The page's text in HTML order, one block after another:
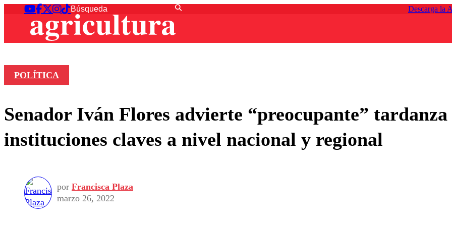
Descarga la
POLÍTICA
Senador Iván Flores advierte “preocupante”
instituciones claves a nivel nacional y regional
por Francisca Plaza
marzo 26, 2022